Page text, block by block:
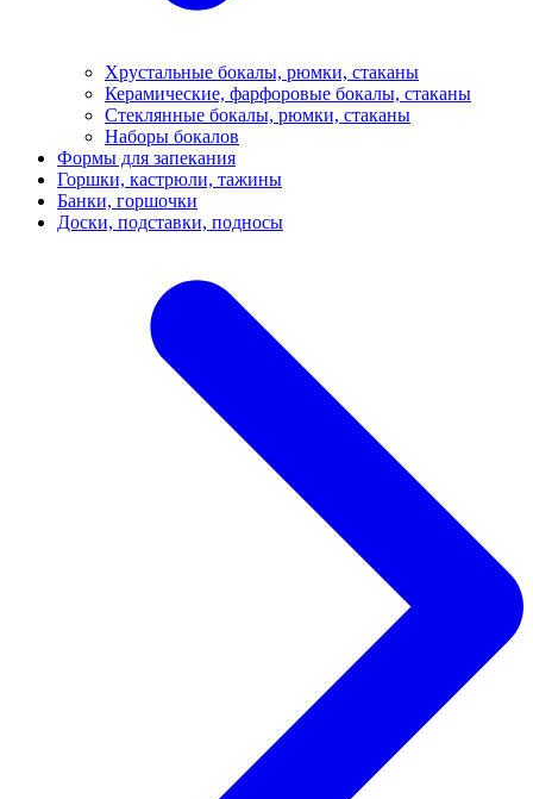
Хрустальные бокалы, рюмки, стаканы
Керамические, фарфоровые бокалы, стаканы
Стеклянные бокалы, рюмки, стаканы
Наборы бокалов
Формы для запекания
Горшки, кастрюли, тажины
Банки, горшочки
Доски, подставки, подносы